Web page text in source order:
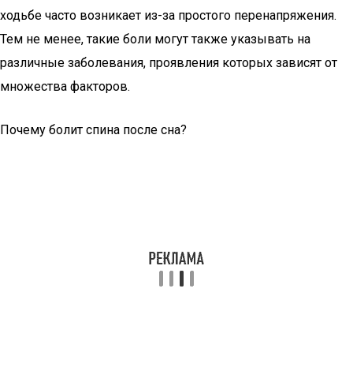
ходьбе часто возникает из-за простого перенапряжения.
Тем не менее, такие боли могут также указывать на
различные заболевания, проявления которых зависят от
множества факторов.
Почему болит спина после сна?